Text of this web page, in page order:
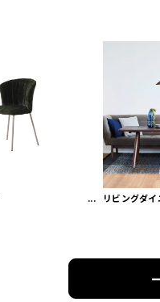
リビングダ